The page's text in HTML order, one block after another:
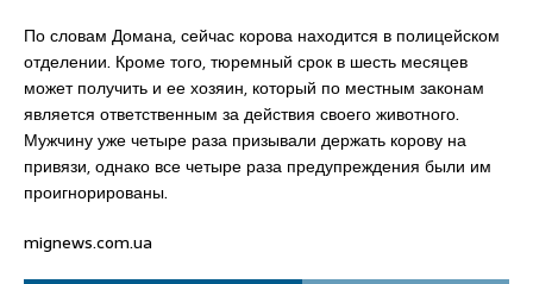
По словам Домана, сейчас корова находится в полицейском
отделении. Кроме того, тюремный срок в шесть месяцев
может получить и ее хозяин, который по местным законам
является ответственным за действия своего животного.
Мужчину уже четыре раза призывали держать корову на
привязи, однако все четыре раза предупреждения были им
проигнорированы.
mignews.com.ua